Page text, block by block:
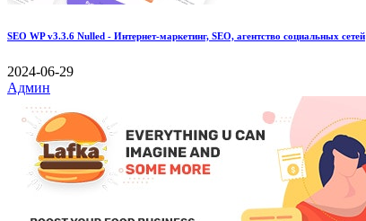
SEO WP v3.3.6 Nulled - Интернет-маркетинг, SEO, агентство социальных сетей
2024-06-29
Админ